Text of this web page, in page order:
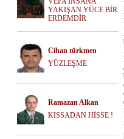
YAKIŞAN YÜCE BİR
ERDEMDİR
Cihan türkmen
YÜZLEŞME
Ramazan Alkan
KISSADAN HİSSE !